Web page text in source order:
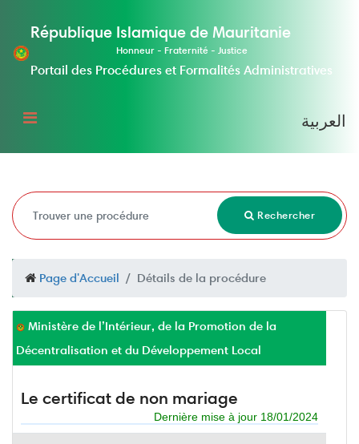
République Islamique de Mauritanie
Honneur - Fraternité - Justice
Portail des Procédures et Formalités Administratives
العربية
Rechercher
Page d'Accueil Détails de la procédure
Ministère de l’Intérieur, de la Promotion de la
Décentralisation et du Développement Local
Le certificat de non mariage
Dernière mise à jour 18/01/2024